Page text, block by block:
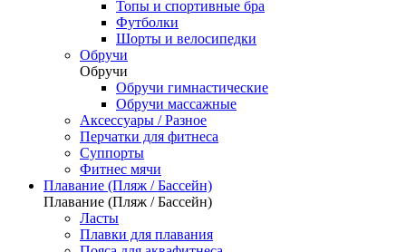
Топы и спортивные бра
Футболки
Шорты и велосипедки
Обручи
Обручи
Обручи гимнастические
Обручи массажные
Аксессуары / Разное
Перчатки для фитнеса
Суппорты
Фитнес мячи
Плавание (Пляж / Бассейн)
Плавание (Пляж / Бассейн)
Ласты
Плавки для плавания